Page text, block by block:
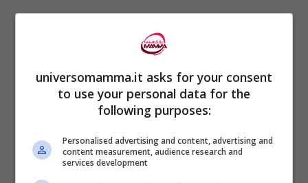
Kledi Kadiu, il celebre ballerino di Amici di
Maria De Filippi, nel 2016 è diventato
padre di una splendida bambina di nome
Oggi, in occasione del quinto
compleanno della piccola, il ballerino ha
pubblicato una foto e una commovente
universomamma.it asks for your consent
to use your personal data for the
following purposes:
Personalised advertising and content, advertising and
content measurement, audience research and
services development